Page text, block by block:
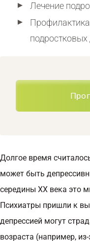
Лечение
подростковых
Долгое время
может быть
середины XX века это
Психиатры пришли к
депрессией могут
возраста (например,